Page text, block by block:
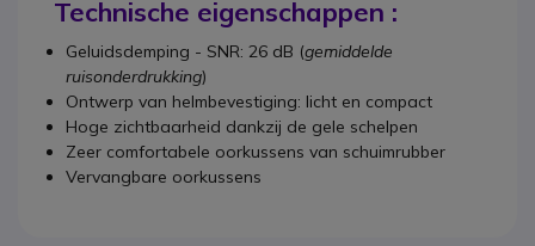
Technische eigenschappen :
Geluidsdemping - SNR: 26 dB (gemiddelde
ruisonderdrukking)
Ontwerp van helmbevestiging: licht en compact
Hoge zichtbaarheid dankzij de gele schelpen
Zeer comfortabele oorkussens van schuimrubber
Vervangbare oorkussens